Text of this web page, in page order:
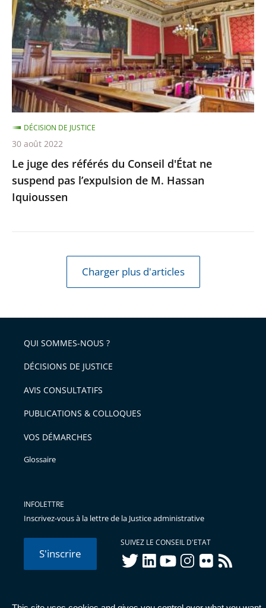
référés
du
Conseil
d'État
ne
suspend
pas
l’expulsion
de
M.
Hassan
Iquioussen
Le juge des référés du Conseil d'État ne
suspend pas l’expulsion de M. Hassan
Iquioussen
DÉCISION DE JUSTICE
30 août 2022
Charger plus d'articles
QUI SOMMES-NOUS ?
DÉCISIONS DE JUSTICE
AVIS CONSULTATIFS
PUBLICATIONS & COLLOQUES
VOS DÉMARCHES
Glossaire
INFOLETTRE
Inscrivez-vous à la lettre de la Justice administrative
S'inscrire
SUIVEZ LE CONSEIL D'ETAT
twitterlinkedInyoutubeinstagram
flickr rss